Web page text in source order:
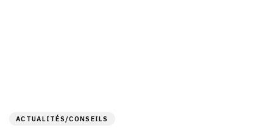
ACTUALITÉS/CONSEILS